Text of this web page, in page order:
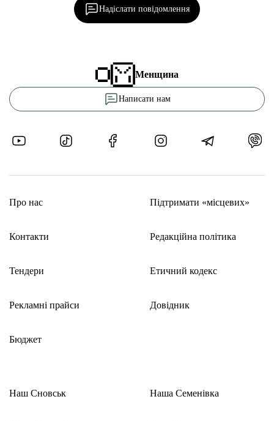
Надіслати повідомлення
Менщина
Написати нам
Про нас
Контакти
Тендери
Рекламні прайси
Бюджет
Підтримати «місцевих»
Редакційна політика
Етичний кодекс
Довідник
Наш Сновськ Наша Семенівка